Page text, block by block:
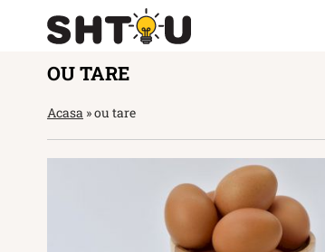
OU TARE
Acasa »ou tare